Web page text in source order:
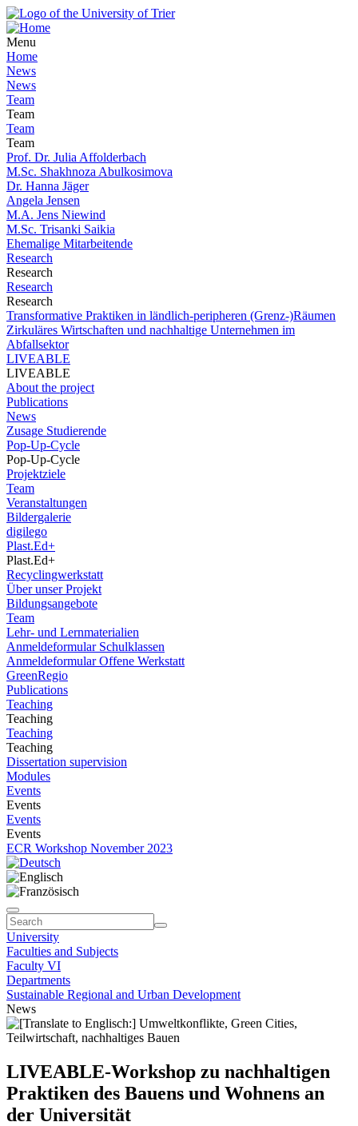
Menu
Home
News
News
Team
Team
Team
Team
Prof. Dr. Julia Affolderbach
M.Sc. Shakhnoza Abulkosimova
Dr. Hanna Jäger
Angela Jensen
M.A. Jens Niewind
M.Sc. Trisanki Saikia
Ehemalige Mitarbeitende
Research
Research
Research
Research
Transformative Praktiken in ländlich-peripheren (Grenz-)Räumen
Zirkuläres Wirtschaften und nachhaltige Unternehmen im
Abfallsektor
LIVEABLE
LIVEABLE
About the project
Publications
News
Zusage Studierende
Pop-Up-Cycle
Pop-Up-Cycle
Projektziele
Team
Veranstaltungen
Bildergalerie
digilego
Plast.Ed+
Plast.Ed+
Recyclingwerkstatt
Über unser Projekt
Bildungsangebote
Team
Lehr- und Lernmaterialien
Anmeldeformular Schulklassen
Anmeldeformular Offene Werkstatt
GreenRegio
Publications
Teaching
Teaching
Teaching
Teaching
Dissertation supervision
Modules
Events
Events
Events
Events
ECR Workshop November 2023
University
Faculties and Subjects
Faculty VI
Departments
Sustainable Regional and Urban Development
News
LIVEABLE-Workshop zu nachhaltigen
Praktiken des Bauens und Wohnens an
der Universität